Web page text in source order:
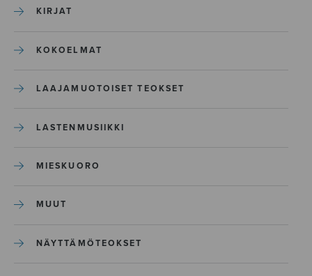
KIRJAT
KOKOELMAT
LAAJAMUOTOISET TEOKSET
LASTENMUSIIKKI
MIESKUORO
MUUT
NÄYTTÄMÖTEOKSET